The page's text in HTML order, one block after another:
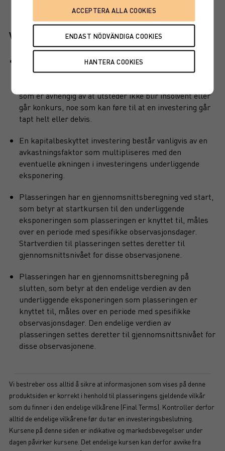
Viktige egenskaper
Plasseringen har en delvis kapitalbeskyttelse, det vil si
at en del av det nominelle beløpet er beskyttet på
som er avhengig av at utsteder ikke blir insolvent eller
går konkurs, noe som kan føre til at en investering går
tapt helt eller delvis.
En kapitalbeskyttet investering består vanligvis av en
avkastningsfaktor som multipliseres med den
eventuelle økningen i investeringens underliggende
eksponering.
Plasseringen har en gjennomsnittsberegning ved start,
som betyr at startkursen til den underliggende
eksponeringen som plasseringen er knyttet til, måles
over en periode med spesifikke observasjonsdager.
Startverdien til plasseringen settes deretter til
gjennomsnittsnivået for disse observasjonene.
Plasseringen har en gjennomsnittsberegning på
slutten, som betyr at den endelige verdien av den
underliggende eksponeringen som plasseringen er
knyttet til, måles over en periode med spesifikke
observasjonsdager. Den endelige verdien av
plasseringen settes deretter til gjennomsnittsnivået for
disse observasjonene.
Vi bestreber oss alltid å sikre at informasjonen som vises på denne
produktsiden er korrekt i henhold til plasseringens gjeldende vilkår
som du finner i den endelige vilkårene (Final Terms). Kontroller derfor
alltid de endelige vilkårene før du tar en investeringsbeslutning.
Kursene på denne siden er indikative og markedsbevegelser under
dagen påvirker kursene. Det endelige kursen kan derfor avvike fra